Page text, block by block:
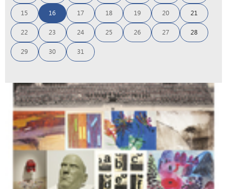
15 16 17 18 19 20 21
22 23 24 25 26 27 28
29 30 31